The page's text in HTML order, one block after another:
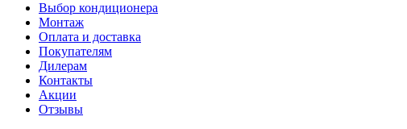
Выбор кондиционера
Монтаж
Оплата и доставка
Покупателям
Дилерам
Контакты
Акции
Отзывы